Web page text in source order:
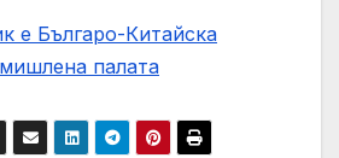
е Българо-Китайска
палaта